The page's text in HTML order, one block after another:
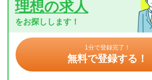
理想の求人
をお探しします！
1分で登録完了！
無料で登録する！